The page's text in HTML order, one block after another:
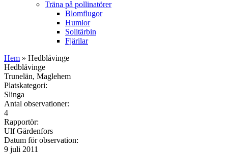
Träna på pollinatörer
Blomflugor
Humlor
Solitärbin
Fjärilar
Hem » Hedblåvinge
Hedblåvinge
Trunelän, Maglehem
Platskategori:
Slinga
Antal observationer:
4
Rapportör:
Ulf Gärdenfors
Datum för observation:
9 juli 2011